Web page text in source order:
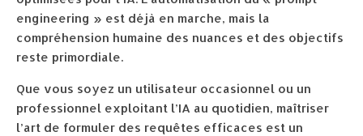
engineering » est déjà en marche, mais la
compréhension humaine des nuances et des objectifs
reste primordiale.
Que vous soyez un utilisateur occasionnel ou un
professionnel exploitant l’IA au quotidien, maîtriser
l’art de formuler des requêtes efficaces est un